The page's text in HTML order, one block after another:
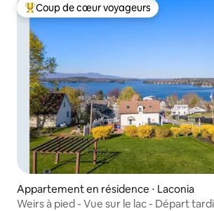
Coups de cœur voyageurs les plus
Coup de cœur voyageurs
Appartement en résidence ⋅ Laconia
Weirs à pied - Vue sur le lac - Départ